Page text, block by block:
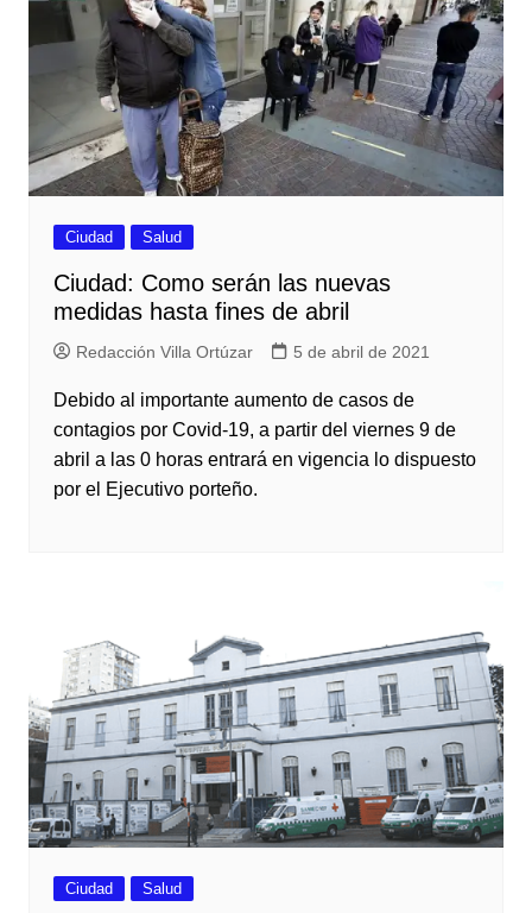
Ciudad Salud
Ciudad: Como serán las nuevas
medidas hasta fines de abril
Redacción Villa Ortúzar 5 de abril de 2021
Debido al importante aumento de casos de
contagios por Covid-19, a partir del viernes 9 de
abril a las 0 horas entrará en vigencia lo dispuesto
por el Ejecutivo porteño.
Ciudad Salud